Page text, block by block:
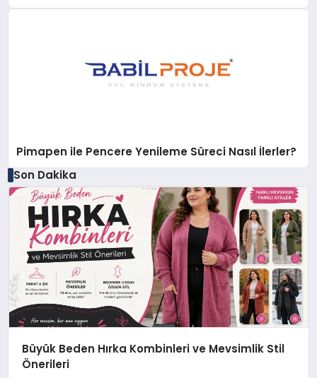
Pimapen ile Pencere Yenileme Süreci Nasıl İlerler?
Son Dakika
Büyük Beden Hırka Kombinleri ve Mevsimlik Stil
Önerileri